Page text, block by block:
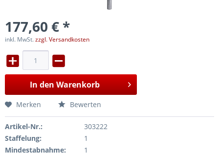
177,60 € *
inkl. MwSt.zzgl. Versandkosten
In den Warenkorb
Merken Bewerten
Artikel-Nr.:
303222
Staffelung:
1
Mindestabnahme:
1